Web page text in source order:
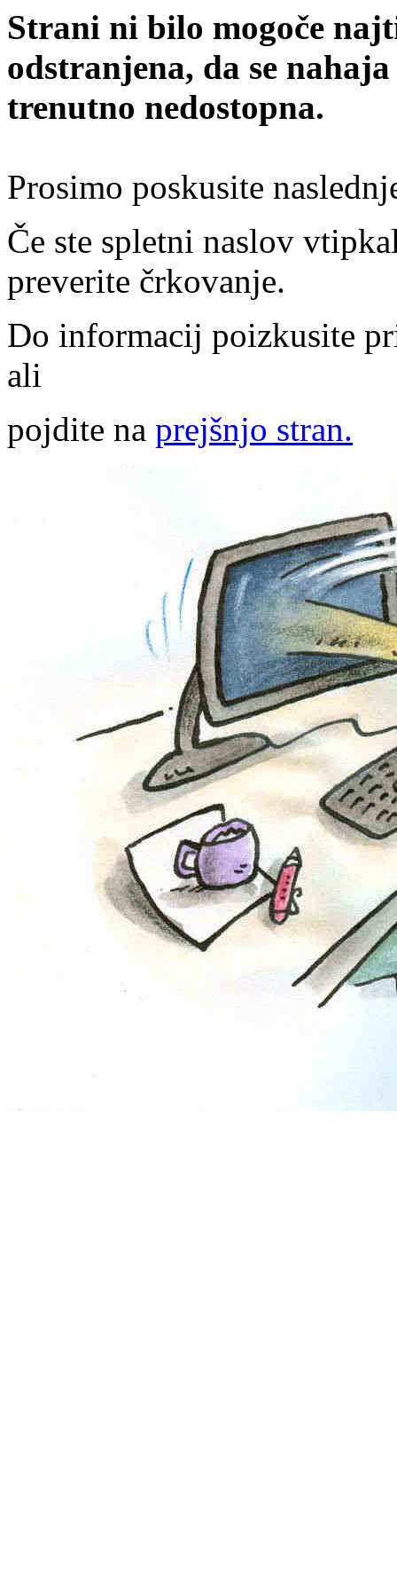
Strani ni bilo mogoče
odstranjena, da se
trenutno nedostopna.
Prosimo poskusite
Če ste spletni naslov
preverite črkovanje.
Do informacij poizkusite
ali
pojdite na prejšnjo stran.